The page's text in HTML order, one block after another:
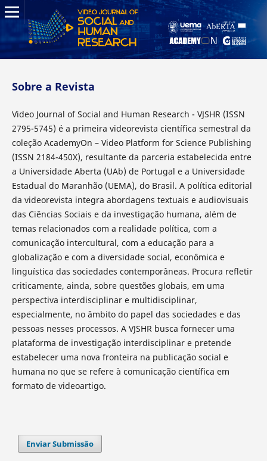
Sobre a Revista
Video Journal of Social and Human Research - VJSHR (ISSN
2795-5745) é a primeira videorevista científica semestral da
coleção AcademyOn – Video Platform for Science Publishing
(ISSN 2184-450X), resultante da parceria estabelecida entre
a Universidade Aberta (UAb) de Portugal e a Universidade
Estadual do Maranhão (UEMA), do Brasil. A política editorial
da videorevista integra abordagens textuais e audiovisuais
das Ciências Sociais e da investigação humana, além de
temas relacionados com a realidade política, com a
comunicação intercultural, com a educação para a
globalização e com a diversidade social, econômica e
linguística das sociedades contemporâneas. Procura refletir
criticamente, ainda, sobre questões globais, em uma
perspectiva interdisciplinar e multidisciplinar,
especialmente, no âmbito do papel das sociedades e das
pessoas nesses processos. A VJSHR busca fornecer uma
plataforma de investigação interdisciplinar e pretende
estabelecer uma nova fronteira na publicação social e
humana no que se refere à comunicação científica em
formato de videoartigo.
Enviar Submissão